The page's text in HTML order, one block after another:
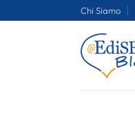
Chi Siamo